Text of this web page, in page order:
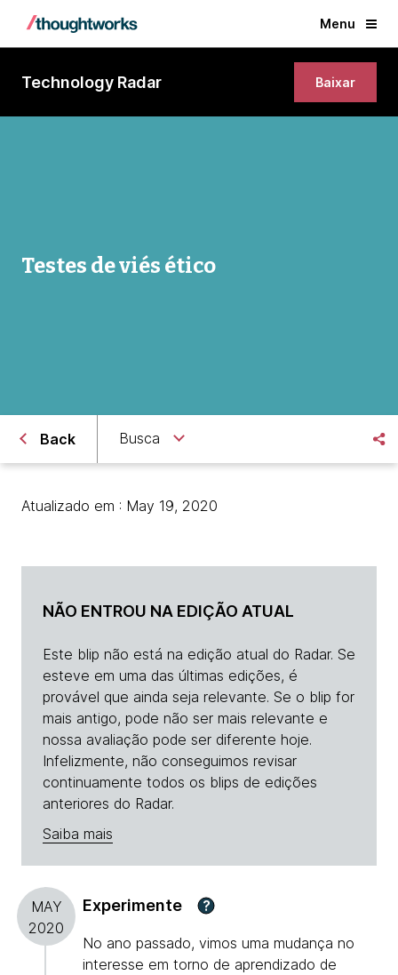
Menu
Technology Radar Baixar
Testes de viés ético
Back Busca
Atualizado em : May 19, 2020
NÃO ENTROU NA EDIÇÃO ATUAL
Este blip não está na edição atual do Radar. Se
esteve em uma das últimas edições, é
provável que ainda seja relevante. Se o blip for
mais antigo, pode não ser mais relevante e
nossa avaliação pode ser diferente hoje.
Infelizmente, não conseguimos revisar
continuamente todos os blips de edições
anteriores do Radar.
Saiba mais
MAY
2020
Experimente ?
No ano passado, vimos uma mudança no
interesse em torno de aprendizado de